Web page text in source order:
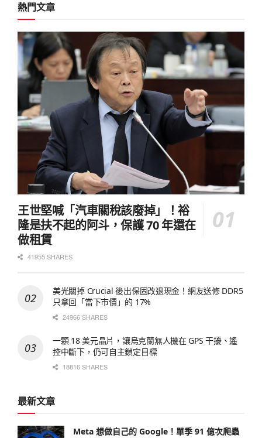
熱門文章
王世堅喊「汽車關稅該廢掉」！裕
隆是扶不起的阿斗，保護 70 年還在
做租賃
41955 SHARES
美光關掉 Crucial 後出保固改退現金！網友送修 DDR5
只拿回「當下市價」的 17%
24966 SHARES
一顆 18 美元晶片，讓烏克蘭無人機在 GPS 干擾、遙
控中斷下，仍可自主鎖定目標
18816 SHARES
最新文章
Meta 想做自己的 Google！單季 91 億次爬蟲